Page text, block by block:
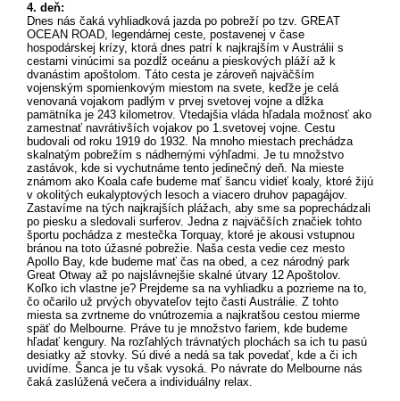
4. deň:
Dnes nás čaká vyhliadková jazda po pobreží po tzv. GREAT
OCEAN ROAD, legendárnej ceste, postavenej v čase
hospodárskej krízy, ktorá dnes patrí k najkrajším v Austrálii s
cestami vinúcimi sa pozdĺž oceánu a pieskových pláží až k
dvanástim apoštolom. Táto cesta je zároveň najväčším
vojenským spomienkovým miestom na svete, keďže je celá
venovaná vojakom padlým v prvej svetovej vojne a dĺžka
pamätníka je 243 kilometrov. Vtedajšia vláda hľadala možnosť ako
zamestnať navrátivších vojakov po 1.svetovej vojne. Cestu
budovali od roku 1919 do 1932. Na mnoho miestach prechádza
skalnatým pobrežím s nádhernými výhľadmi. Je tu množstvo
zastávok, kde si vychutnáme tento jedinečný deň. Na mieste
známom ako Koala cafe budeme mať šancu vidieť koaly, ktoré žijú
v okolitých eukalyptových lesoch a viacero druhov papagájov.
Zastavíme na tých najkrajších plážach, aby sme sa poprechádzali
po piesku a sledovali surferov. Jedna z najväčších značiek tohto
športu pochádza z mestečka Torquay, ktoré je akousi vstupnou
bránou na toto úžasné pobrežie. Naša cesta vedie cez mesto
Apollo Bay, kde budeme mať čas na obed, a cez národný park
Great Otway až po najslávnejšie skalné útvary 12 Apoštolov.
Koľko ich vlastne je? Prejdeme sa na vyhliadku a pozrieme na to,
čo očarilo už prvých obyvateľov tejto časti Austrálie. Z tohto
miesta sa zvrtneme do vnútrozemia a najkratšou cestou mierme
späť do Melbourne. Práve tu je množstvo fariem, kde budeme
hľadať kengury. Na rozľahlých trávnatých plochách sa ich tu pasú
desiatky až stovky. Sú divé a nedá sa tak povedať, kde a či ich
uvidíme. Šanca je tu však vysoká. Po návrate do Melbourne nás
čaká zaslúžená večera a individuálny relax.